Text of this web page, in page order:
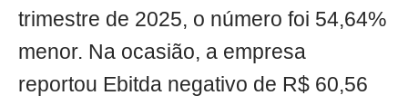
trimestre de 2025, o número foi 54,64%
menor. Na ocasião, a empresa
reportou Ebitda negativo de R$ 60,56